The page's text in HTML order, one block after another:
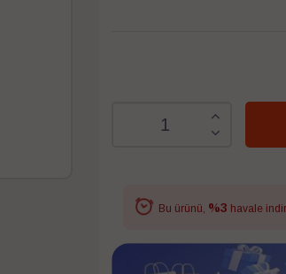
Bu ürünü, %3 havale